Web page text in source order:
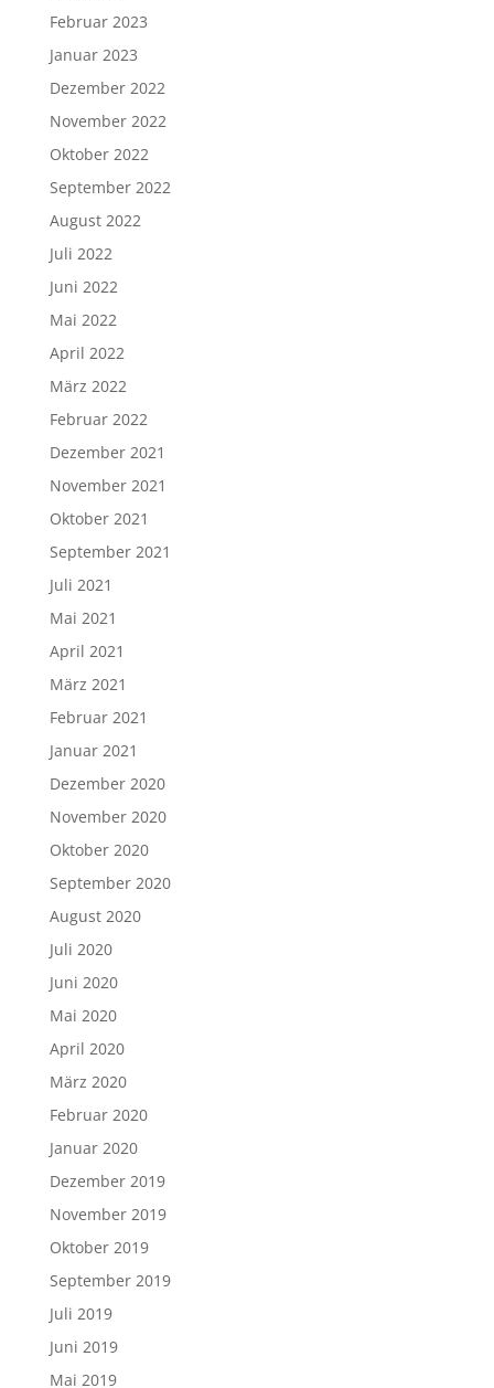
Februar 2023
Januar 2023
Dezember 2022
November 2022
Oktober 2022
September 2022
August 2022
Juli 2022
Juni 2022
Mai 2022
April 2022
März 2022
Februar 2022
Dezember 2021
November 2021
Oktober 2021
September 2021
Juli 2021
Mai 2021
April 2021
März 2021
Februar 2021
Januar 2021
Dezember 2020
November 2020
Oktober 2020
September 2020
August 2020
Juli 2020
Juni 2020
Mai 2020
April 2020
März 2020
Februar 2020
Januar 2020
Dezember 2019
November 2019
Oktober 2019
September 2019
Juli 2019
Juni 2019
Mai 2019